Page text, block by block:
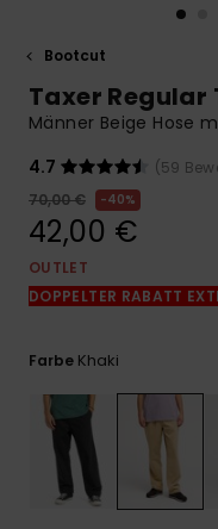
Bootcut
Taxer Regular
Männer Beige Hose
4.7
(59
70,00 €
40%
42,00 €
OUTLET
DOPPELTER RABATT
Farbe Khaki